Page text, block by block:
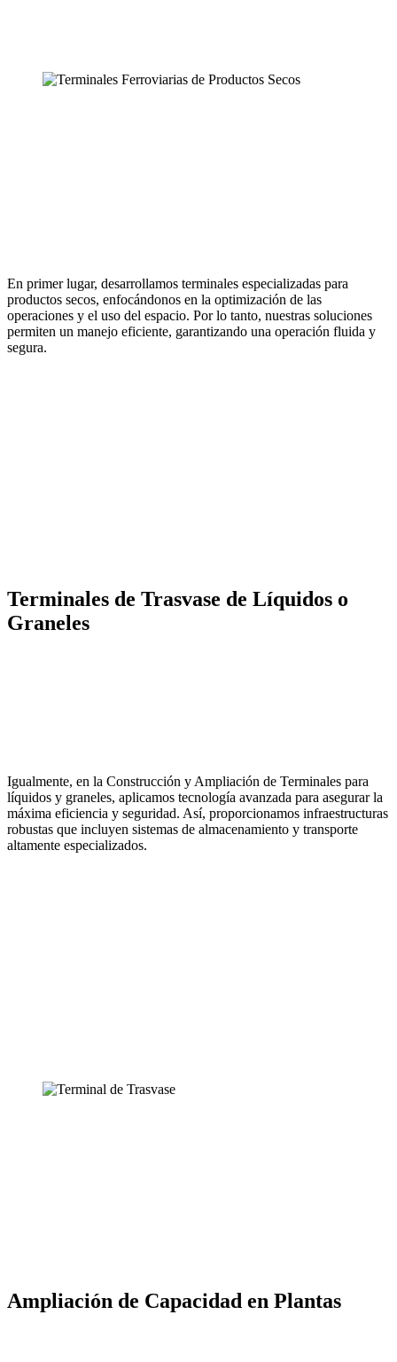
En primer lugar, desarrollamos terminales especializadas para
productos secos, enfocándonos en la optimización de las
operaciones y el uso del espacio. Por lo tanto, nuestras soluciones
permiten un manejo eficiente, garantizando una operación fluida y
segura.
Terminales de Trasvase de Líquidos o
Graneles
Igualmente, en la Construcción y Ampliación de Terminales para
líquidos y graneles, aplicamos tecnología avanzada para asegurar la
máxima eficiencia y seguridad. Así, proporcionamos infraestructuras
robustas que incluyen sistemas de almacenamiento y transporte
altamente especializados.
Ampliación de Capacidad en Plantas